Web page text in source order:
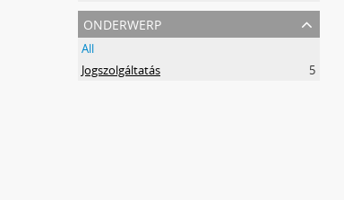
onderwerp
All
Jogszolgáltatás
5